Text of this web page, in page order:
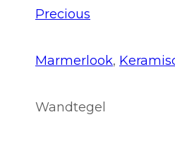
Precious
Marmerlook,
Wandtegel